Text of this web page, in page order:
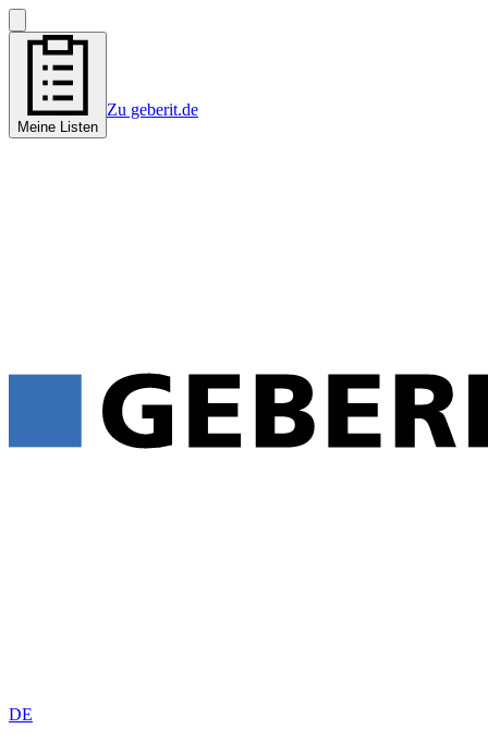
Meine Listen
Zu geberit.de
DE